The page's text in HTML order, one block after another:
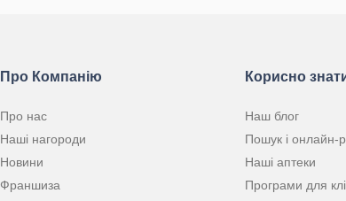
Про Компанію
Про нас
Наші нагороди
Новини
Франшиза
Корисно
Наш блог
Пошук і онлайн-
Наші аптеки
Програми для